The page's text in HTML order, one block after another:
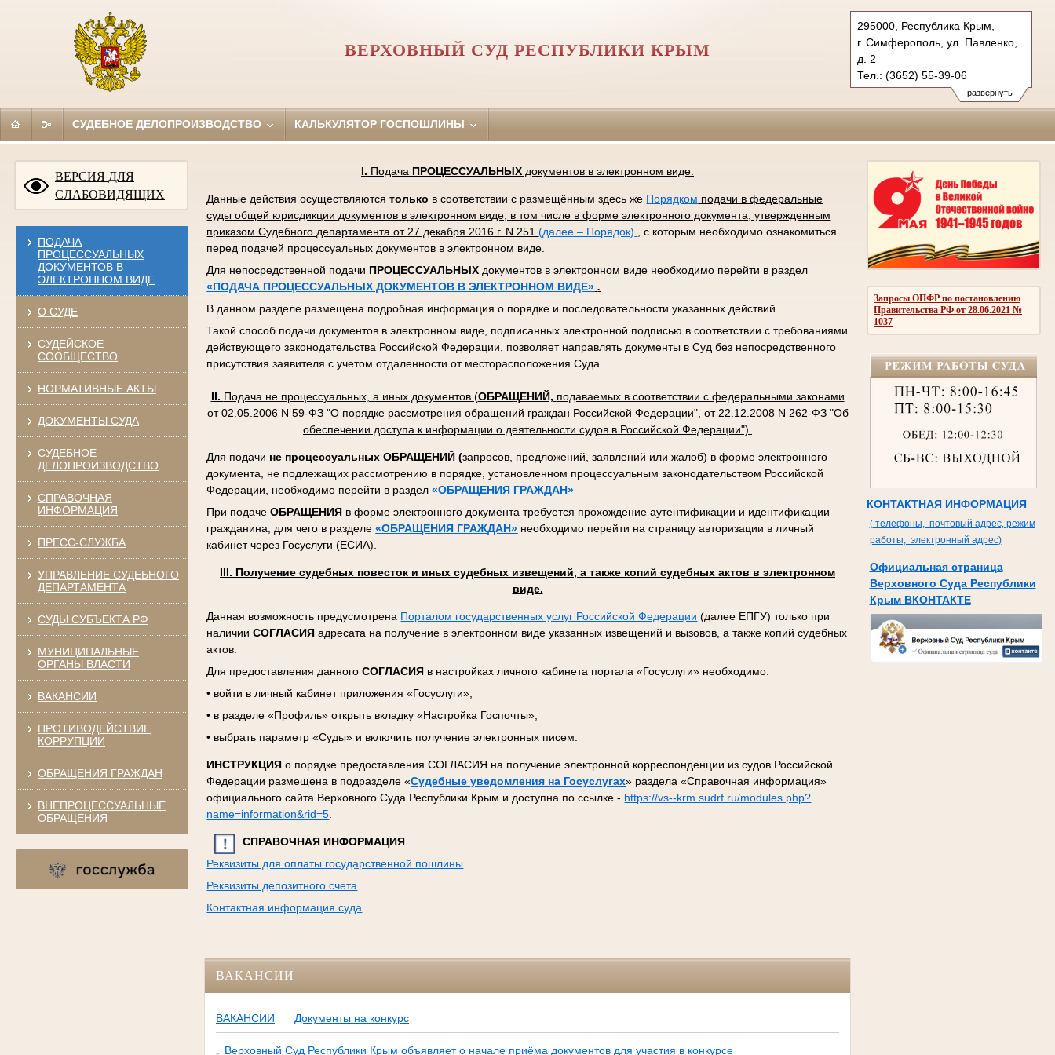
развернуть
295000, Республика Крым,
г. Симферополь, ул. Павленко,
д. 2
Тел.: (3652) 55-39-06
vs.krm@sudrf.ru
ВЕРХОВНЫЙ СУД РЕСПУБЛИКИ КРЫМ
СУДЕБНОЕ ДЕЛОПРОИЗВОДСТВО КАЛЬКУЛЯТОР ГОСПОШЛИНЫ
ВЕРСИЯ ДЛЯ
СЛАБОВИДЯЩИХ
ПОДАЧА
ПРОЦЕССУАЛЬНЫХ
ДОКУМЕНТОВ В
ЭЛЕКТРОННОМ ВИДЕ
О СУДЕ
СУДЕЙСКОЕ
СООБЩЕСТВО
НОРМАТИВНЫЕ АКТЫ
ДОКУМЕНТЫ СУДА
СУДЕБНОЕ
ДЕЛОПРОИЗВОДСТВО
СПРАВОЧНАЯ
ИНФОРМАЦИЯ
ПРЕСС-СЛУЖБА
УПРАВЛЕНИЕ СУДЕБНОГО
ДЕПАРТАМЕНТА
СУДЫ СУБЪЕКТА РФ
МУНИЦИПАЛЬНЫЕ
ОРГАНЫ ВЛАСТИ
ВАКАНСИИ
ПРОТИВОДЕЙСТВИЕ
КОРРУПЦИИ
ОБРАЩЕНИЯ ГРАЖДАН
ВНЕПРОЦЕССУАЛЬНЫЕ
ОБРАЩЕНИЯ
Запросы ОПФР по постановлению
Правительства РФ от 28.06.2021 №
1037
КОНТАКТНАЯ ИНФОРМАЦИЯ
( телефоны, почтовый адрес, режим
работы, электронный адрес)
Официальная страница
Верховного Суда Республики
Крым ВКОНТАКТЕ
I. Подача ПРОЦЕССУАЛЬНЫХ документов в электронном виде.
Данные действия осуществляютсятолько в соответствии с размещённым здесь же Порядком подачи в федеральные
суды общей юрисдикции документов в электронном виде, в том числе в форме электронного документа, утвержденным
приказом Судебного департамента от 27 декабря 2016 г. N 251(далее – Порядок) , с которым необходимо ознакомиться
перед подачей процессуальных документов в электронном виде.
Для непосредственной подачи ПРОЦЕССУАЛЬНЫХ документов в электронном виде необходимо перейти в раздел
«ПОДАЧА ПРОЦЕССУАЛЬНЫХ ДОКУМЕНТОВ В ЭЛЕКТРОННОМ ВИДЕ» .
В данном разделе размещена подробная информация о порядке и последовательности указанных действий.
Такой способ подачи документов в электронном виде, подписанных электронной подписью в соответствии с требованиями
действующего законодательства Российской Федерации, позволяет направлять документы в Суд без непосредственного
присутствия заявителя с учетом отдаленности от месторасположения Суда.
II. Подача не процессуальных, а иных документов (ОБРАЩЕНИЙ, подаваемых в соответствии с федеральными законами
от 02.05.2006 N 59-ФЗ "О порядке рассмотрения обращений граждан Российской Федерации", от 22.12.2008 N 262-ФЗ"Об
обеспечении доступа к информации о деятельности судов в Российской Федерации").
Для подачи не процессуальных ОБРАЩЕНИЙ (запросов, предложений, заявлений или жалоб) в форме электронного
документа, не подлежащих рассмотрению в порядке, установленном процессуальным законодательством Российской
Федерации, необходимо перейти в раздел«ОБРАЩЕНИЯ ГРАЖДАН»
При подачеОБРАЩЕНИЯ в форме электронного документа требуется прохождение аутентификации и идентификации
гражданина, для чего в разделе«ОБРАЩЕНИЯ ГРАЖДАН» необходимо перейти на страницу авторизации в личный
кабинет через Госуслуги (ЕСИА).
III. Получение судебных повесток и иных судебных извещений, а также копий судебных актов в электронном
виде.
Данная возможность предусмотрена Порталом государственных услуг Российской Федерации (далее ЕПГУ) только при
наличииСОГЛАСИЯ адресата на получение в электронном виде указанных извещений и вызовов, а также копий судебных
актов.
Для предоставления данногоСОГЛАСИЯ в настройках личного кабинета портала «Госуслуги» необходимо:
• войти в личный кабинет приложения «Госуслуги»;
• в разделе «Профиль» открыть вкладку «Настройка Госпочты»;
• выбрать параметр «Суды» и включить получение электронных писем.
ИНСТРУКЦИЯ о порядке предоставления СОГЛАСИЯ на получение электронной корреспонденции из судов Российской
Федерации размещена в подразделе «Судебные уведомления на Госуслугах» раздела «Справочная информация»
официального сайта Верховного Суда Республики Крым и доступна по ссылке - https://vs--krm.sudrf.ru/modules.php?
name=information&rid=5.
СПРАВОЧНАЯ ИНФОРМАЦИЯ
Реквизиты для оплаты государственной пошлины
Реквизиты депозитного счета
Контактная информация суда
ВАКАНСИИ
ВАКАНСИИ Документы на конкурс
Верховный Суд Республики Крым объявляет о начале приёма документов для участия в конкурсе